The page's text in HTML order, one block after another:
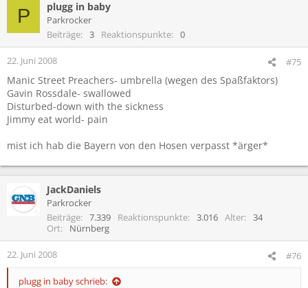
P plugg in baby
Parkrocker
Beiträge
3 Reaktionspunkte 0
22. Juni 2008 #75
Manic Street Preachers- umbrella (wegen des Spaßfaktors)
Gavin Rossdale- swallowed
Disturbed-down with the sickness
Jimmy eat world- pain
mist ich hab die Bayern von den Hosen verpasst *ärger*
JackDaniels
Parkrocker
Beiträge
7.339 Reaktionspunkte 3.016 Alter
34
Ort
Nürnberg
22. Juni 2008 #76
plugg in baby schrieb: